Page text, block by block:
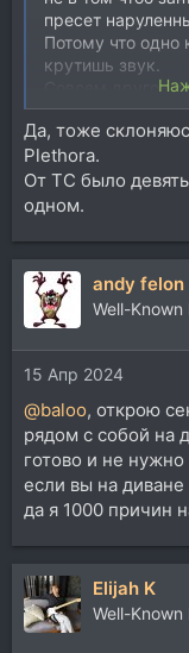
пресет
Потому что одно
крутишь звук.
Совсем другое
уходишь в
уже. Это больше
всего и просто
Амперо что с
случае.
тонексу.
Да, тоже
Plethora.
От TC было
одном.
andy felon
Well-Known
15 Апр 2024
@baloo, открою
рядом с собой на
готово и не
если вы на диване
да я 1000 причин
Elijah K
Well-Known